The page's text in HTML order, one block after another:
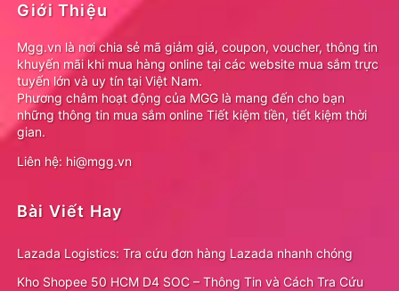
Giới Thiệu
Mgg.vn là nơi chia sẻ mã giảm giá, coupon, voucher, thông tin
khuyến mãi khi mua hàng online tại các website mua sắm trực
tuyến lớn và uy tín tại Việt Nam.
Phương châm hoạt động của MGG là mang đến cho bạn
những thông tin mua sắm online Tiết kiệm tiền, tiết kiệm thời
gian.
Liên hệ: hi@mgg.vn
Bài Viết Hay
Lazada Logistics: Tra cứu đơn hàng Lazada nhanh chóng
Kho Shopee 50 HCM D4 SOC – Thông Tin và Cách Tra Cứu